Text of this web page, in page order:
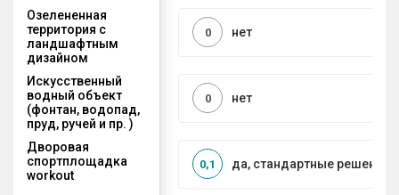
Озелененная
территория с
ландшафтным
дизайном
нет
0
Искусственный
водный объект
(фонтан, водопад,
пруд, ручей и пр. )
нет
0
Дворовая
спортплощадка
workout
да, стандартные решения
0,1